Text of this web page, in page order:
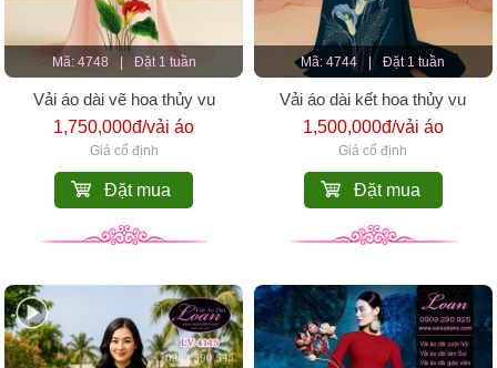
Mã: 4748 | Đặt 1 tuần
Vải áo dài vẽ hoa thủy vu
1,750,000đ/vải áo
Giá cố định
Đặt mua
Mã: 4744 | Đặt 1 tuần
Vải áo dài kết hoa thủy vu
1,500,000đ/vải áo
Giá cố định
Đặt mua